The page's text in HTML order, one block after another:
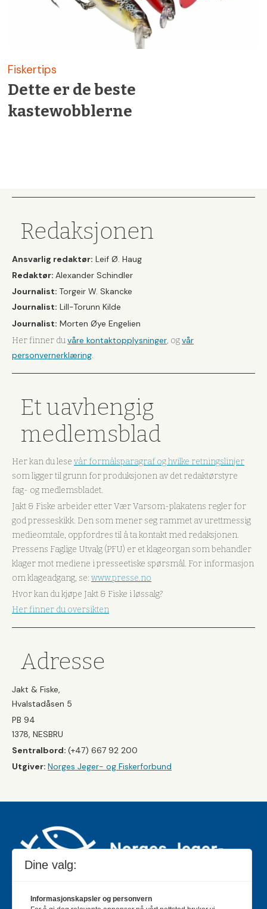
Fiskertips
Dette er de beste
kastewobblerne
Redaksjonen
Ansvarlig redaktør: Leif Ø. Haug
Redaktør: Alexander Schindler
Journalist: Torgeir W. Skancke
Journalist: Lill-Torunn Kilde
Journalist: Morten Øye Engelien
Her finner duvåre kontaktopplysninger, ogvår
personvernerklæring.
Et uavhengig
medlemsblad
Her kan du lese vår formålsparagraf og hvilke retningslinjer
som ligger til grunn for produksjonen av det redaktørstyre
fag- og medlemsbladet.
Jakt & Fiske arbeider etter Vær Varsom-plakatens regler for
god presseskikk. Den som mener seg rammet av urettmessig
medieomtale, oppfordres til å ta kontakt med redaksjonen.
Pressens Faglige Utvalg (PFU) er et klageorgan som behandler
klager mot mediene i presseetiske spørsmål. For informasjon
om klageadgang, se: www.presse.no
Hvor kan du kjøpe Jakt & Fiske i løssalg?
Her finner du oversikten
Adresse
Jakt & Fiske,
Hvalstadåsen 5
PB 94
1378, NESBRU
Sentralbord: (+47) 667 92 200
Utgiver: Norges Jeger- og Fiskerforbund
Dine valg:
Informasjonskapsler og personvern